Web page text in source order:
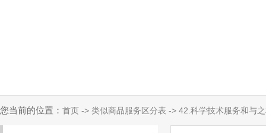
您当前的位置： 首页 -> 类似商品服务区分表 -> 42.科学技术服务和与